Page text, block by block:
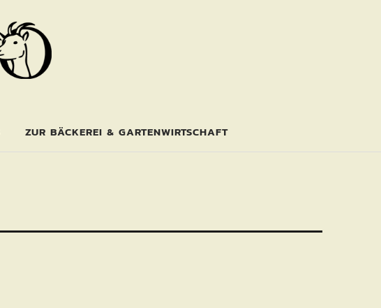
ZUR BÄCKEREI & GARTENWIRTSCHAFT